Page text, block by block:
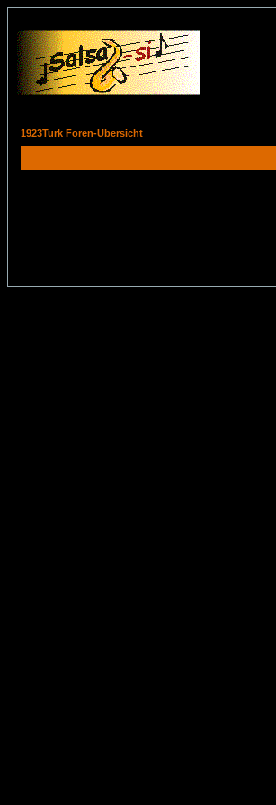
1923Turk Foren-Übersicht